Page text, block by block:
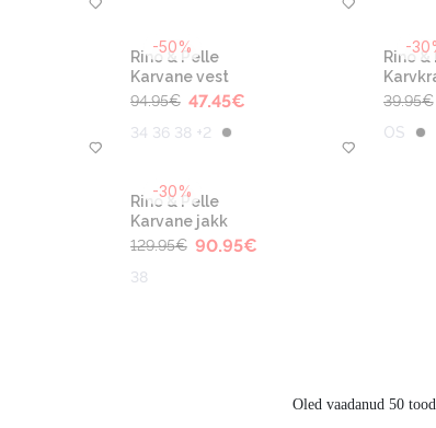
-50%
Rino & Pelle
Karvane vest
94.95€ 47.45€
34 36 38 +2
-
Rino &
39.95€
OS
-30%
Rino & Pelle
Karvane jakk
129.95€ 90.95€
38
Oled vaadanud 50